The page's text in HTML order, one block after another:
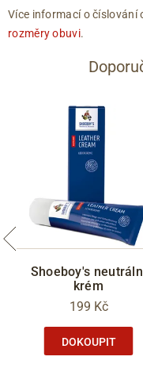
Více informací o číslování
rozměry obuvi.
Shoeboy's
krém
199 Kč
DOKOUPIT